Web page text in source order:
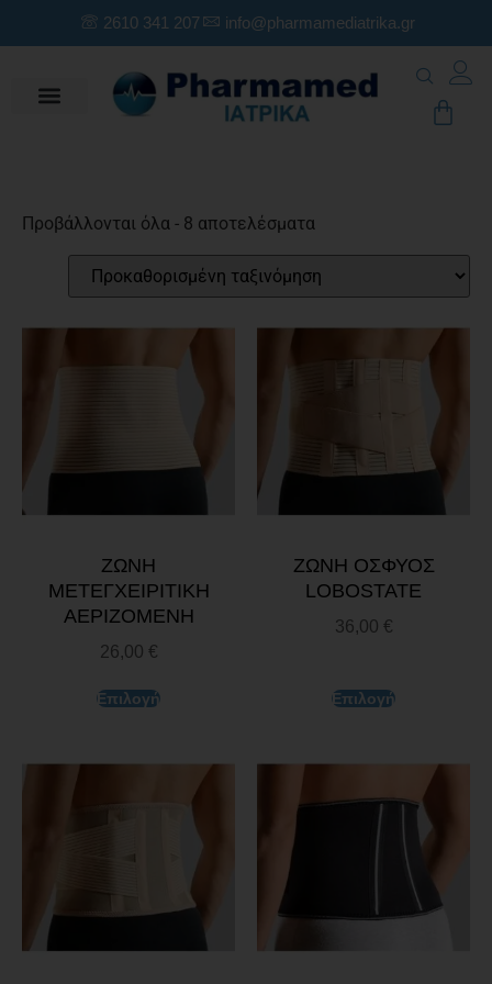
2610 341 207 info@pharmamediatrika.gr
Προβάλλονται όλα - 8 αποτελέσματα
ΖΩΝΗ
ΜΕΤΕΓΧΕΙΡΙΤΙΚΗ
ΑΕΡΙΖΟΜΕΝΗ
26,00 €
Επιλογή
ΖΩΝΗ ΟΣΦΥΟΣ
LOBOSTATE
36,00 €
Επιλογή